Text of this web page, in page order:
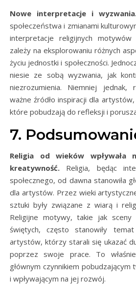
Nowe interpretacje i
społeczeństwa i zmianami
interpretacje religijnych
zależy na eksplorowaniu różnych
życiu jednostki i społeczności.
niesie ze sobą wyzwania, jak
niezrozumienia. Niemniej jednak,
ważne źródło inspiracji dla
które pobudzają do refleksji i
7.
Religia od wieków
kreatywność. Religia, będąc
społecznego, od dawna stanowiła
dla artystów. Przez wieki
sztuki były związane z wiarą i
Religijne motywy, takie jak sceny
świętych, często stanowiły
artystów, którzy starali się ukazać
poprzez swoje prace. To
głównym czynnikiem
i wpływającym na jej rozwój.